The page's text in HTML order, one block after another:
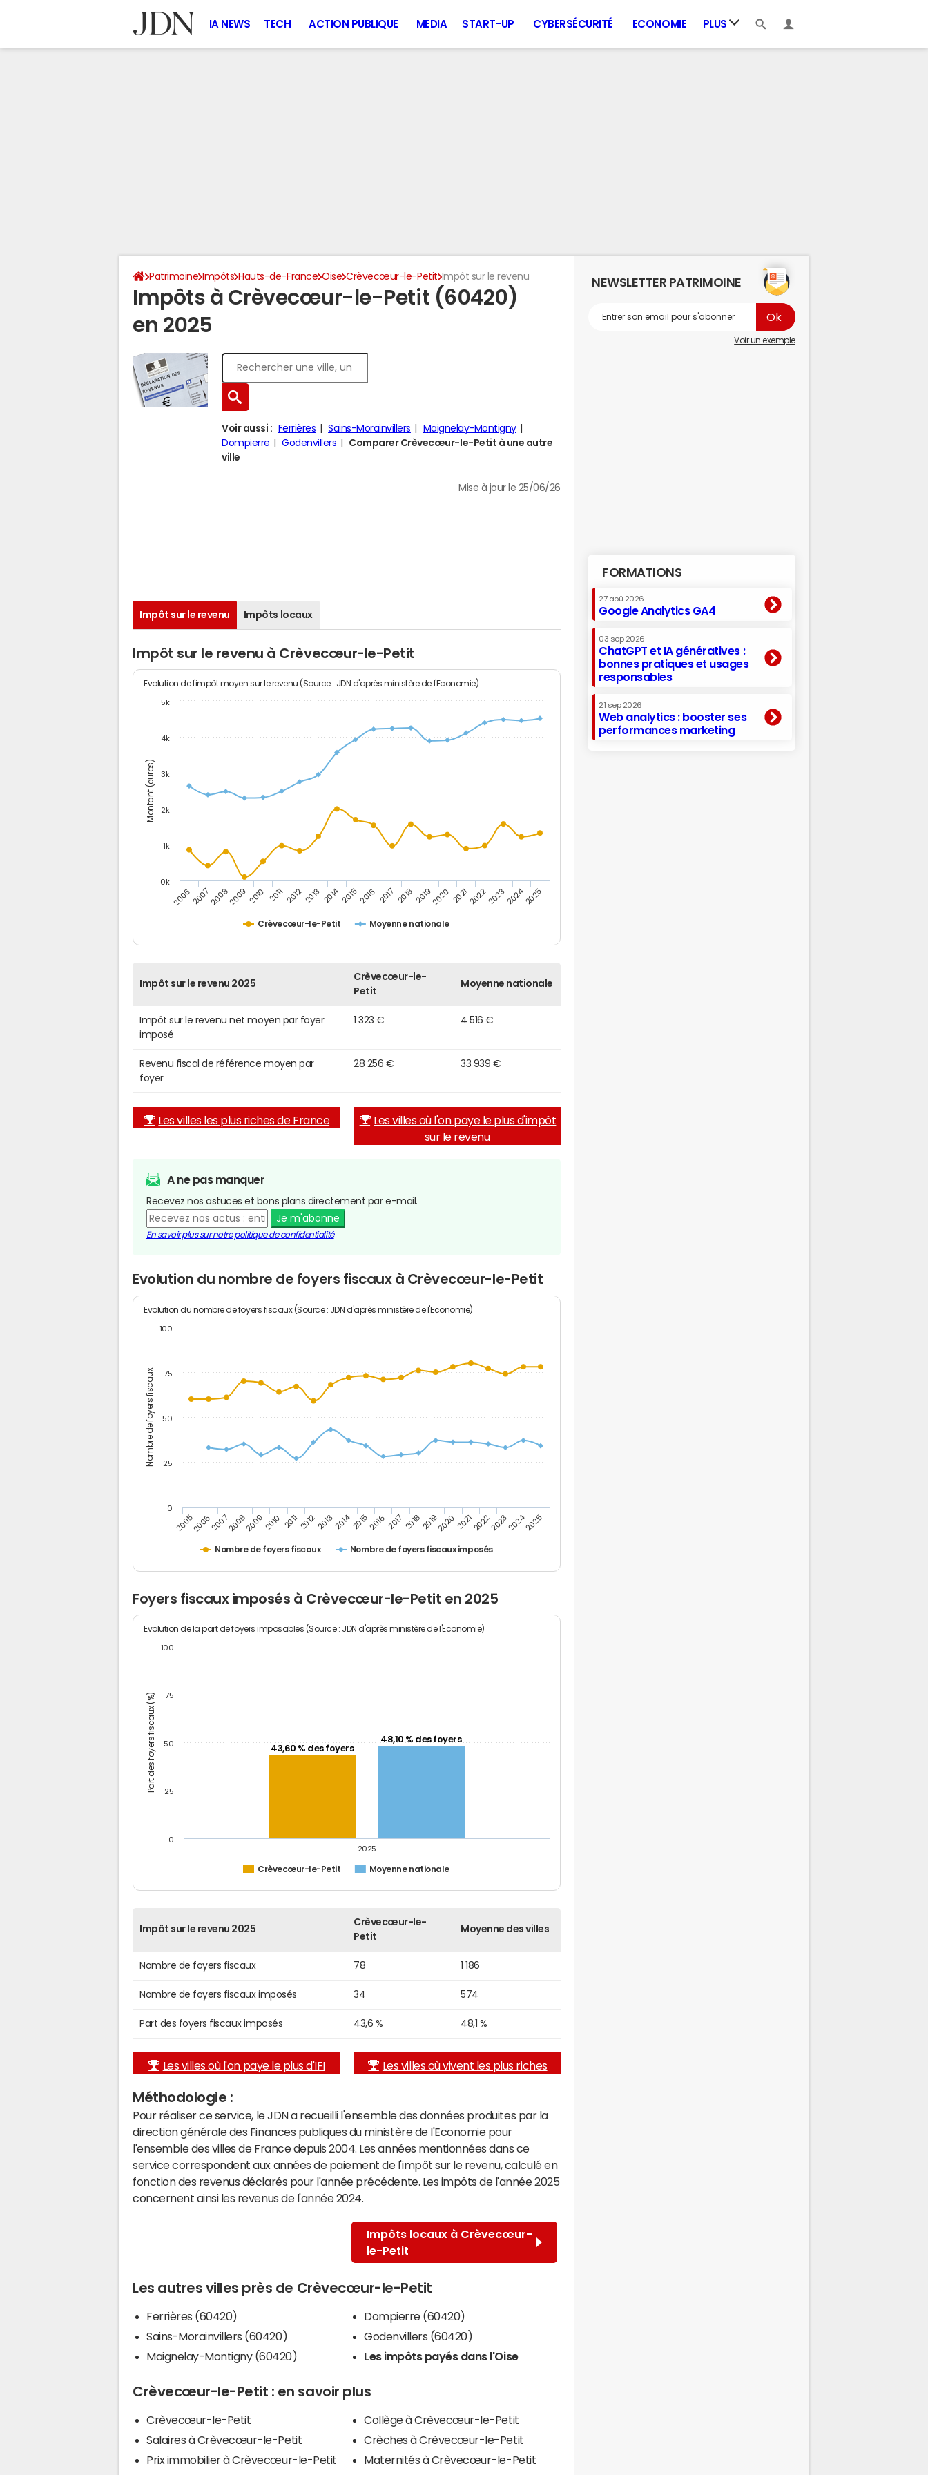
IA NEWS TECH ACTION PUBLIQUE MEDIA START-UP CYBERSÉCURITÉ ECONOMIE PLUS
Patrimoine Impôts Hauts-de-France Oise Crèvecœur-le-Petit Impôt sur le revenu
Impôts à Crèvecœur-le-Petit (60420)
en 2025
Voir aussi : Ferrières Sains-Morainvillers
Maignelay-Montigny
Dompierre
Godenvillers
Comparer Crèvecœur-le-Petit à une autre
ville
Mise à jour le 25/06/26
Impôt sur le revenu Impôts locaux
Impôt sur le revenu à Crèvecœur-le-Petit
Montant (euros)
Evolution de l'impôt moyen sur le revenu (Source : JDN d'après ministère de l'Economie)
Crèvecœur-le-Petit Moyenne nationale
20062007200820092010 2011 20122013 201420152016 2017 201820192020 20212022202320242025
0k
1k
2k
3k
4k
5k
Impôt sur le revenu 2025
Crèvecœur-le-
Petit
Moyenne nationale
Impôt sur le revenu net moyen par foyer
imposé
1 323 € 4 516 €
Revenu fiscal de référence moyen par
foyer
28 256 € 33 939 €
Les villes les plus riches de France
Les villes où l'on paye le plus d'impôt
sur le revenu
A ne pas manquer
Recevez nos astuces et bons plans directement par e-mail.
Je m'abonne
En savoir plus sur notre politique de confidentialité
Evolution du nombre de foyers fiscaux à Crèvecœur-le-Petit
Nombre de foyers fiscaux
Evolution du nombre de foyers fiscaux (Source : JDN d'après ministère de l'Economie)
Nombre de foyers fiscaux Nombre de foyers fiscaux imposés
200520062007200820092010 201120122013201420152016 2017 20182019202020212022202320242025
0
100
25
50
75
Foyers fiscaux imposés à Crèvecœur-le-Petit en 2025
Part des foyers fiscaux (%)
Evolution de la part de foyers imposables (Source : JDN d'après ministère de l'Economie)
43,60 % des foyers
48,10 % des foyers
Crèvecœur-le-Petit Moyenne nationale
2025
0
25
50
75
100
Impôt sur le revenu 2025
Crèvecœur-le-
Petit
Moyenne des villes
Nombre de foyers fiscaux 78 1 186
Nombre de foyers fiscaux imposés 34 574
Part des foyers fiscaux imposés 43,6 % 48,1 %
Les villes où l'on paye le plus d'IFI Les villes où vivent les plus riches
Méthodologie :
Pour réaliser ce service, le JDN a recueilli l'ensemble des données produites par la
direction générale des Finances publiques du ministère de l'Economie pour
l'ensemble des villes de France depuis 2004. Les années mentionnées dans ce
service correspondent aux années de paiement de l'impôt sur le revenu, calculé en
fonction des revenus déclarés pour l'année précédente. Les impôts de l'année 2025
concernent ainsi les revenus de l'année 2024.
Impôts locaux à Crèvecœur-
le-Petit
Les autres villes près de Crèvecœur-le-Petit
Ferrières (60420)
Sains-Morainvillers (60420)
Maignelay-Montigny (60420)
Dompierre (60420)
Godenvillers (60420)
Les impôts payés dans l'Oise
Crèvecœur-le-Petit : en savoir plus
Crèvecœur-le-Petit
Salaires à Crèvecœur-le-Petit
Prix immobilier à Crèvecœur-le-Petit
Collège à Crèvecœur-le-Petit
Crèches à Crèvecœur-le-Petit
Maternités à Crèvecœur-le-Petit
NEWSLETTER PATRIMOINE
Voir un exemple
FORMATIONS
27 aoû 2026
Google Analytics GA4
03 sep 2026
ChatGPT et IA génératives :
bonnes pratiques et usages
responsables
21 sep 2026
Web analytics : booster ses
performances marketing